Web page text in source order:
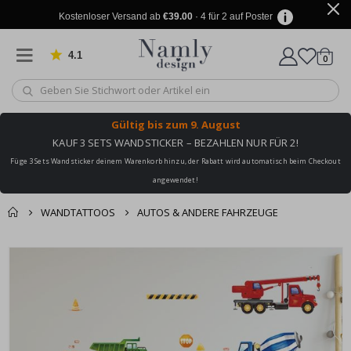
Kostenloser Versand ab €39.00· 4 für 2 auf Poster
4.1 von 1029 Bewertungen
Wagen
0
Gültig bis zum 9. August
KAUF 3 SETS WANDSTICKER – BEZAHLEN NUR FÜR 2!
Füge 3 Sets Wandsticker deinem Warenkorb hinzu, der Rabatt wird automatisch beim Checkout
angewendet!
WANDTATTOOS AUTOS & ANDERE FAHRZEUGE
Sie könnten auch
Zur Kasse